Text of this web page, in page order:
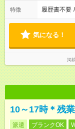
特徴 履歴書不要 /
気になる！
掲
10～17時＊残
派遣 ブランクOK